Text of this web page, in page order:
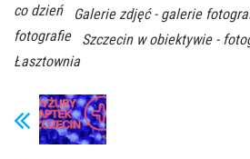
co dzień
Galerie zdjęć - galerie
fotografie
Szczecin w obiektywie -
Łasztownia